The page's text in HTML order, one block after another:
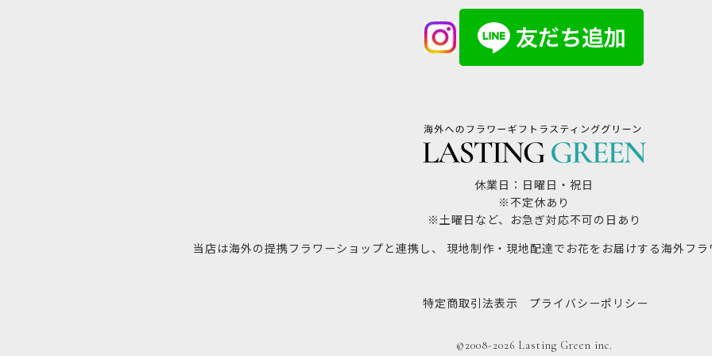
休業日：日曜日・祝日
※不定休あり
※土曜日など、お急ぎ対応不可の日あり
当店は海外の提携フラワーショップと連携し、 現地制作・現地配達でお花をお届けする海外フラ
特定商取引法表示 プライバシーポリシー
©2008-2026 Lasting Green inc.